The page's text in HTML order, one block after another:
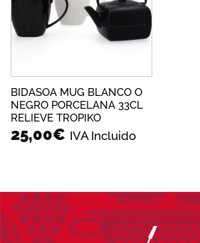
deseos
BIDASOA MUG BLANCO O
NEGRO PORCELANA 33CL
RELIEVE TROPIKO
25,00€ IVA Incluido